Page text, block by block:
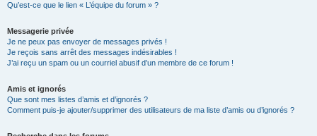
Qu’est-ce que le lien « L’équipe du forum » ?
Messagerie privée
Je ne peux pas envoyer de messages privés !
Je reçois sans arrêt des messages indésirables !
J’ai reçu un spam ou un courriel abusif d’un membre de ce forum !
Amis et ignorés
Que sont mes listes d’amis et d’ignorés ?
Comment puis-je ajouter/supprimer des utilisateurs de ma liste d’amis ou d’ignorés ?